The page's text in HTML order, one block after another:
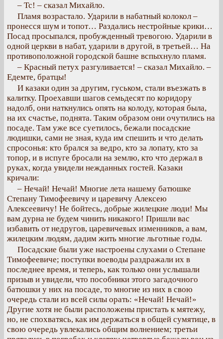
– Тс! – сказал Михайло.
Пламя возрастало. Ударили в набатный колокол –
пронесся шум и топот… Раздались нестройные крики…
Посад просыпался, пробужденный тревогою. Ударили в
одной церкви в набат, ударили в другой, в третьей… На
противоположной городской башне вспыхнуло пламя.
– Красный петух разгуливается! – сказал Михайло. –
Едемте, братцы!
И казаки один за другим, гуськом, стали въезжать в
калитку. Проехавши шагов семьдесят по коридору
надолб, они наткнулись опять на колоду, которая была,
на их счастье, поднята. Таким образом они очутились на
посаде. Там уже все суетилось, бежали посадские
людишки, сами не зная, куда им спешить и что делать
спросонья: кто брался за ведро, кто за лопату, кто за
топор, и в испуге бросали на землю, кто что держал в
руках, когда увидели нежданных гостей. Казаки
кричали:
– Нечай! Нечай! Многие лета нашему батюшке
Степану Тимофеевичу и царевичу Алексею
Алексеевичу! Не бойтесь, добрые жилецкие люди! Мы
вам дурна не будем чинить никакого! Пришли вас
избавить от недругов, царевичевых изменников, а вам,
жилецким людям, дадим жить многие льготные годы.
Посадские были уже настроены слухами о Степане
Тимофеевиче; поступки воеводы раздражали их в
последнее время, и теперь, как только они услышали
призыв и увидели, что пособники этого загадочного
батюшки у них на посаде, то многие из них в свою
очередь стали из всей силы орать: «Нечай! Нечай!»
Другие хотя не были расположены пристать к мятежу,
но, не спохватясь, как им держаться в общей сумятице, в
свою очередь увлекались общим волнением; третьи